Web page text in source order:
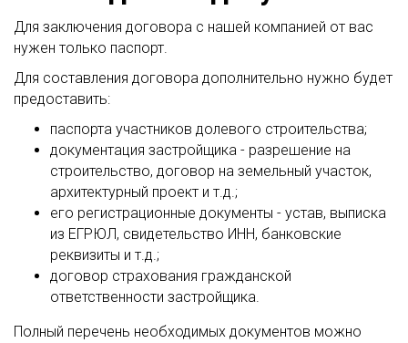
Для заключения договора с нашей компанией от вас
нужен только паспорт.
Для составления договора дополнительно нужно будет
предоставить:
паспорта участников долевого строительства;
документация застройщика - разрешение на
строительство, договор на земельный участок,
архитектурный проект и т.д.;
его регистрационные документы - устав, выписка
из ЕГРЮЛ, свидетельство ИНН, банковские
реквизиты и т.д.;
договор страхования гражданской
ответственности застройщика.
Полный перечень необходимых документов можно